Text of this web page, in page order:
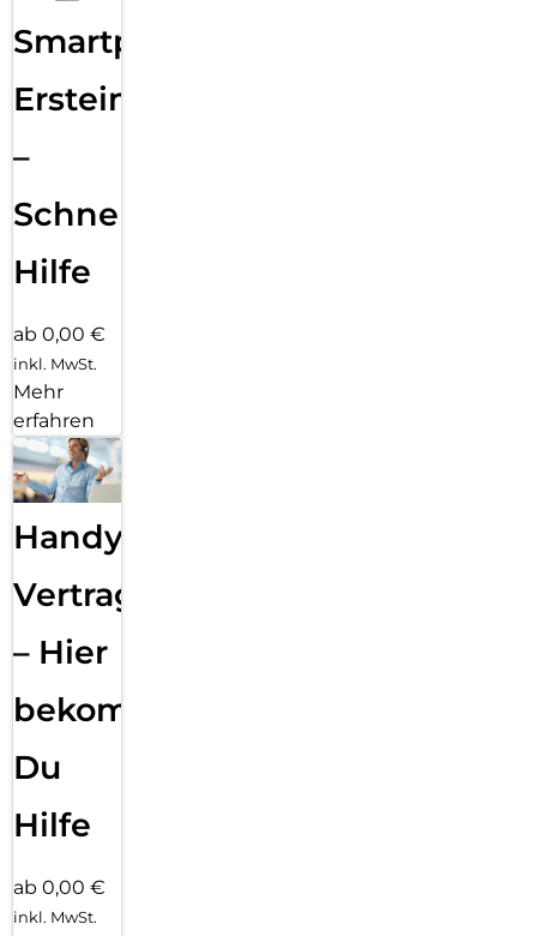
Smartphone
Ersteinrichtung
–
Schnelle
Hilfe
ab 0,00 €
inkl. MwSt.
Mehr
erfahren
Handy
Vertragsabwicklung
– Hier
bekommst
Du
Hilfe
ab 0,00 €
inkl. MwSt.